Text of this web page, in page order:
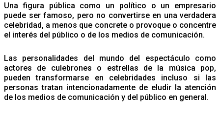
Una figura pública como un político o un empresario
puede ser famoso, pero no convertirse en una verdadera
celebridad, a menos que concrete o provoque o concentre
el interés del público o de los medios de comunicación.
Las personalidades del mundo del espectáculo como
actores de culebrones o estrellas de la música pop,
pueden transformarse en celebridades incluso si las
personas tratan intencionadamente de eludir la atención
de los medios de comunicación y del público en general.